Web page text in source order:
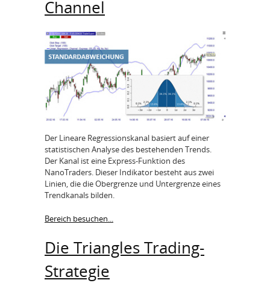
Channel
Der Lineare Regressionskanal basiert auf einer
statistischen Analyse des bestehenden Trends.
Der Kanal ist eine Express-Funktion des
NanoTraders. Dieser Indikator besteht aus zwei
Linien, die die Obergrenze und Untergrenze eines
Trendkanals bilden.
Bereich besuchen...
Die Triangles Trading-
Strategie